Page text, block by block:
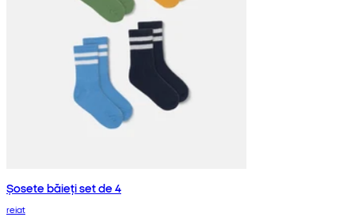
Șosete băieți set de 4
reiat